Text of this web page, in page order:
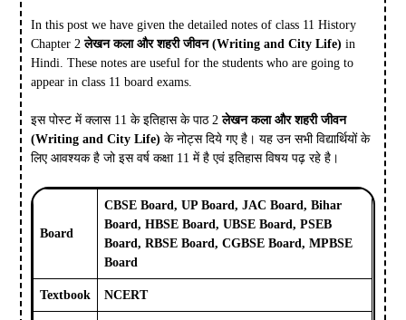
In this post we have given the detailed notes of class 11 History
Chapter 2लेखन कला और शहरी जीवन (Writing and City Life) in
Hindi. These notes are useful for the students who are going to
appear in class 11 board exams.
इस पोस्ट में क्लास 11 के इतिहास के पाठ 2लेखन कला और शहरी जीवन
(Writing and City Life) के नोट्स दिये गए है। यह उन सभी विद्यार्थियों के
लिए आवश्यक है जो इस वर्ष कक्षा 11 में है एवं इतिहास विषय पढ़ रहे है।
Board
CBSE Board, UP Board, JAC Board, Bihar
Board, HBSE Board, UBSE Board, PSEB
Board, RBSE Board, CGBSE Board, MPBSE
Board
Textbook NCERT